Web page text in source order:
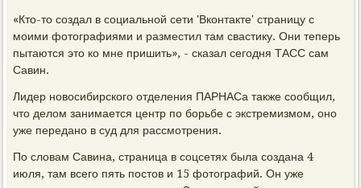
«Кто-то создал в социальной сети 'Вконтакте' страницу с
моими фотографиями и разместил там свастику. Они теперь
пытаются это ко мне пришить», - сказал сегодня ТАСС сам
Савин.
Лидер новосибирского отделения ПАРНАСа также сообщил,
что делом занимается центр по борьбе с экстремизмом, оно
уже передано в суд для рассмотрения.
По словам Савина, страница в соцсетях была создана 4
июля, там всего пять постов и 15 фотографий. Он уже